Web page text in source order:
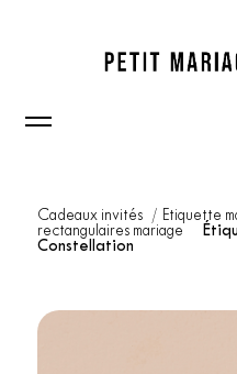
Cadeaux invités Etiquette
rectangulaires mariage
Constellation